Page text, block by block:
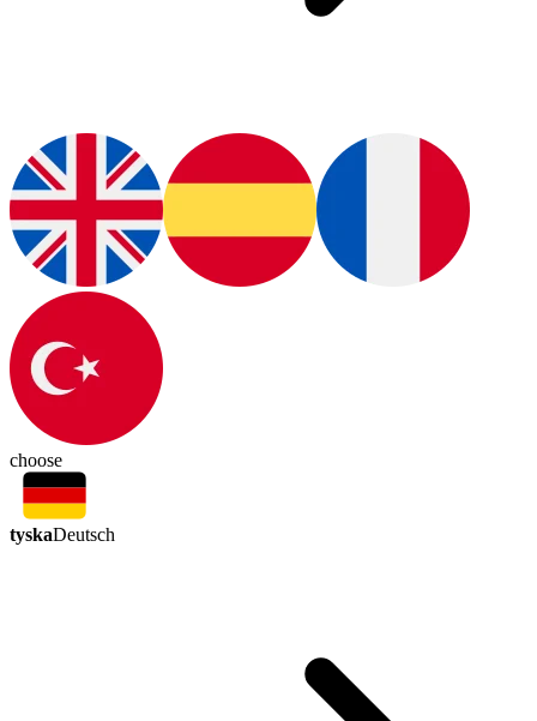
choose
tyskaDeutsch